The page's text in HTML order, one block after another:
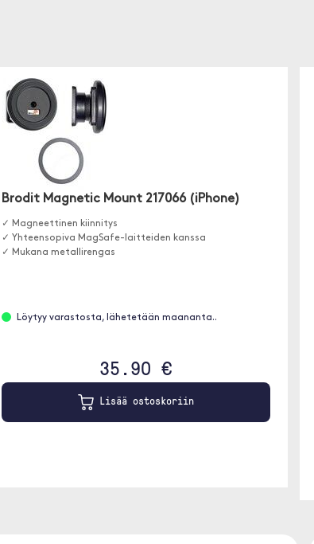
Brodit Magnetic Mount 217066 (iPhone)
✓ Magneettinen kiinnitys
✓ Yhteensopiva MagSafe-laitteiden kanssa
✓ Mukana metallirengas
Löytyy varastosta, lähetetään maananta..
35.90 €
Lisää ostoskoriin